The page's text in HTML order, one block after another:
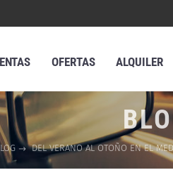
OFERTAS ALQUILER
DEL VERANO AL OTOÑO EN EL